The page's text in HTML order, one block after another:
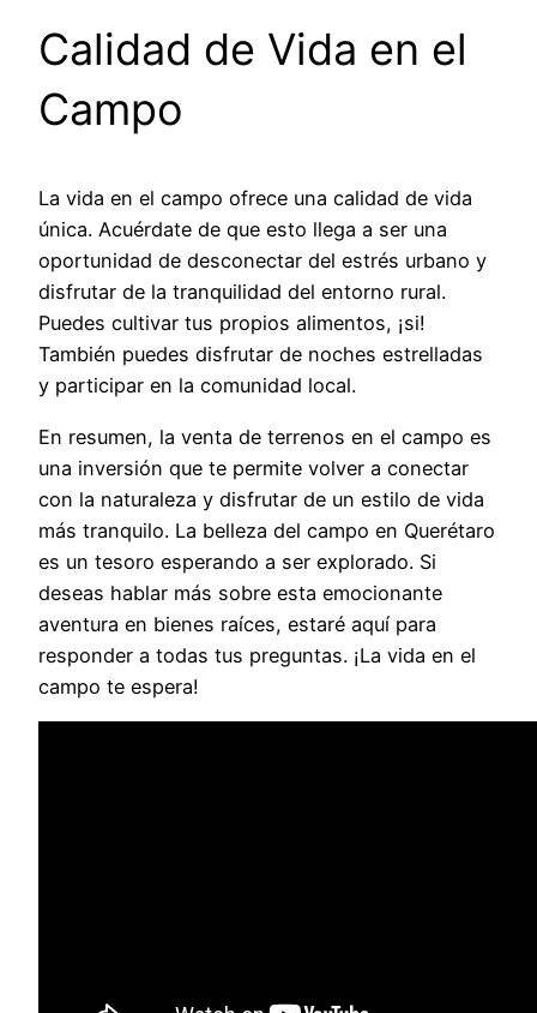
Calidad de Vida en el
Campo
La vida en el campo ofrece una calidad de vida
única. Acuérdate de que esto llega a ser una
oportunidad de desconectar del estrés urbano y
disfrutar de la tranquilidad del entorno rural.
Puedes cultivar tus propios alimentos, ¡si!
También puedes disfrutar de noches estrelladas
y participar en la comunidad local.
En resumen, la venta de terrenos en el campo es
una inversión que te permite volver a conectar
con la naturaleza y disfrutar de un estilo de vida
más tranquilo. La belleza del campo en Querétaro
es un tesoro esperando a ser explorado. Si
deseas hablar más sobre esta emocionante
aventura en bienes raíces, estaré aquí para
responder a todas tus preguntas. ¡La vida en el
campo te espera!